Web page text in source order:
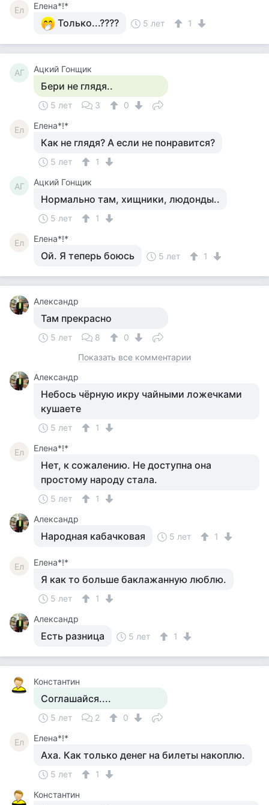
Ел Елена*!*
Только...???? 5 лет 1
АГ Ацкий Гонщик
Бери не глядя..
5 лет 3 0
Ел Елена*!*
Как не глядя? А если не понравится?
5 лет 1
АГ Ацкий Гонщик
Нормально там, хищники, людонды..
5 лет 1
Ел Елена*!*
Ой. Я теперь боюсь 5 лет 1
Александр
Там прекрасно
5 лет 8
0
Показать все комментарии
Александр
Небось чёрную икру чайными ложечками
кушаете
5 лет 1
Ел Елена*!*
Нет, к сожалению. Не доступна она
простому народу стала.
5 лет
1
Александр
Народная кабачковая 5 лет 1
Ел Елена*!*
Я как то больше баклажанную люблю.
5 лет
1
Александр
Есть разница 5 лет 1
Константин
Соглашайся....
5 лет 2 0
Ел Елена*!*
Аха. Как только денег на билеты накоплю.
5 лет
1
Константин